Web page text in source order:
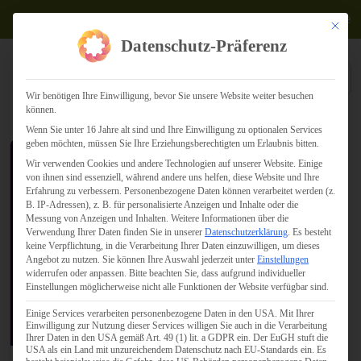
Termine
Industrie 4.0 –
Aufbruch made in
Germany
Mit
Datenschutz-Präferenz
Wir benötigen Ihre Einwilligung, bevor Sie unsere Website weiter besuchen
können.
Wenn Sie unter 16 Jahre alt sind und Ihre Einwilligung zu optionalen Services
geben möchten, müssen Sie Ihre Erziehungsberechtigten um Erlaubnis bitten.
Wir verwenden Cookies und andere Technologien auf unserer Website. Einige
von ihnen sind essenziell, während andere uns helfen, diese Website und Ihre
Erfahrung zu verbessern. Personenbezogene Daten können verarbeitet werden (z.
B. IP-Adressen), z. B. für personalisierte Anzeigen und Inhalte oder die
Messung von Anzeigen und Inhalten. Weitere Informationen über die
Verwendung Ihrer Daten finden Sie in unserer Datenschutzerklärung. Es besteht
keine Verpflichtung, in die Verarbeitung Ihrer Daten einzuwilligen, um dieses
Angebot zu nutzen. Sie können Ihre Auswahl jederzeit unter Einstellungen
widerrufen oder anpassen. Bitte beachten Sie, dass aufgrund individueller
Einstellungen möglicherweise nicht alle Funktionen der Website verfügbar sind.
Einige Services verarbeiten personenbezogene Daten in den USA. Mit Ihrer
Einwilligung zur Nutzung dieser Services willigen Sie auch in die Verarbeitung
Ihrer Daten in den USA gemäß Art. 49 (1) lit. a GDPR ein. Der EuGH stuft die
USA als ein Land mit unzureichendem Datenschutz nach EU-Standards ein. Es